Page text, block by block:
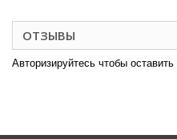
ОТЗЫВЫ
Авторизируйтесь чтобы оставить